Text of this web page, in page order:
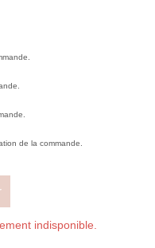
de la commande.
indisponible.